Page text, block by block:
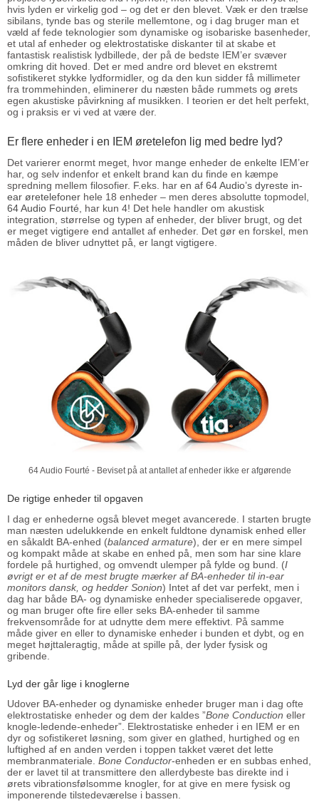
hvis lyden er virkelig god – og det er den blevet. Væk er den trælse
sibilans, tynde bas og sterile mellemtone, og i dag bruger man et
væld af fede teknologier som dynamiske og isobariske basenheder,
et utal af enheder og elektrostatiske diskanter til at skabe et
fantastisk realistisk lydbillede, der på de bedste IEM’er svæver
omkring dit hoved. Det er med andre ord blevet en ekstremt
sofistikeret stykke lydformidler, og da den kun sidder få millimeter
fra trommehinden, eliminerer du næsten både rummets og ørets
egen akustiske påvirkning af musikken. I teorien er det helt perfekt,
og i praksis er vi ved at være der.
Er flere enheder i en IEM øretelefon lig med bedre lyd?
Det varierer enormt meget, hvor mange enheder de enkelte IEM’er
har, og selv indenfor et enkelt brand kan du finde en kæmpe
spredning mellem filosofier. F.eks. har en af 64 Audio’s dyreste in-
ear øretelefoner hele 18 enheder – men deres absolutte topmodel,
64 Audio Fourté , har kun 4! Det hele handler om akustisk
integration, størrelse og typen af enheder, der bliver brugt, og det
er meget vigtigere end antallet af enheder. Det gør en forskel, men
måden de bliver udnyttet på, er langt vigtigere.
64 Audio Fourté - Beviset på at antallet af enheder ikke er afgørende
De rigtige enheder til opgaven
I dag er enhederne også blevet meget avancerede. I starten brugte
man næsten udelukkende en enkelt fuldtone dynamisk enhed eller
en såkaldt BA-enhed (balanced armature), der er en mere simpel
og kompakt måde at skabe en enhed på, men som har sine klare
fordele på hurtighed, og omvendt ulemper på fylde og bund. (I
øvrigt er et af de mest brugte mærker af BA-enheder til in-ear
monitors dansk, og hedder Sonion) Intet af det var perfekt, men i
dag har både BA- og dynamiske enheder specialiserede opgaver,
og man bruger ofte fire eller seks BA-enheder til samme
frekvensområde for at udnytte dem mere effektivt. På samme
måde giver en eller to dynamiske enheder i bunden et dybt, og en
meget højttaleragtig, måde at spille på, der lyder fysisk og
gribende.
Lyd der går lige i knoglerne
Udover BA-enheder og dynamiske enheder bruger man i dag ofte
elektrostatiske enheder og dem der kaldes ”Bone Conduction eller
knogle-ledende-enheder”. Elektrostatiske enheder i en IEM er en
dyr og sofistikeret løsning, som giver en glathed, hurtighed og en
luftighed af en anden verden i toppen takket været det lette
membranmateriale. Bone Conductor-enheden er en subbas enhed,
der er lavet til at transmittere den allerdybeste bas direkte ind i
ørets vibrationsfølsomme knogler, for at give en mere fysisk og
imponerende tilstedeværelse i bassen.